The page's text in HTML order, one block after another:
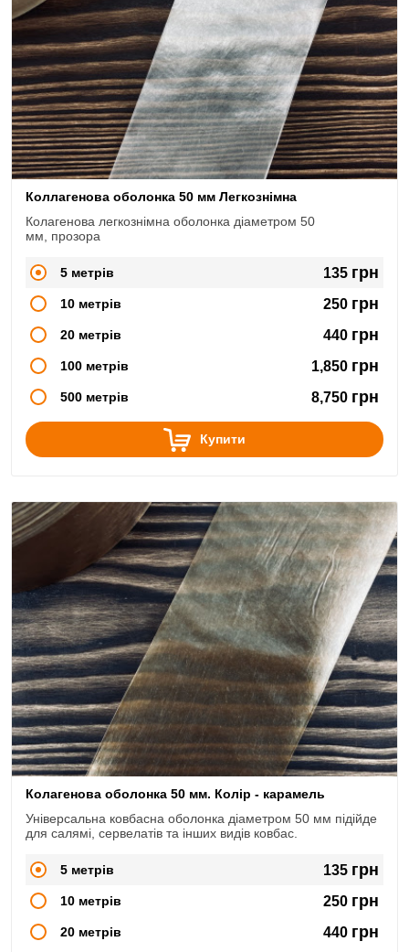
Коллагенова оболонка 50 мм Легкознімна
Колагенова легкознімна оболонка діаметром 50
5 метрів 135 грн
10 метрів 250 грн
20 метрів 440 грн
100 метрів 1,850 грн
500 метрів 8,750 грн
Купити
Колагенова оболонка 50 мм. Колір - карамель
Універсальна ковбасна оболонка діаметром 50 мм підійде
5 метрів 135 грн
10 метрів 250 грн
20 метрів 440 грн